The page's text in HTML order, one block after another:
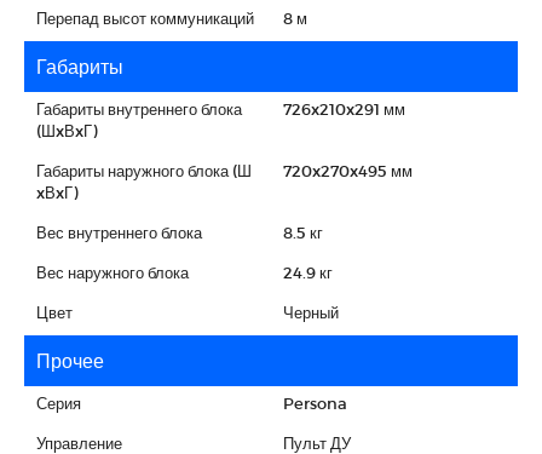
Перепад высот коммуникаций 8 м
Габариты
Габариты внутреннего блока
(ШxВxГ)
726x210x291 мм
Габариты наружного блока (Ш
xВxГ)
720x270x495 мм
Вес внутреннего блока 8.5 кг
Вес наружного блока 24.9 кг
Цвет Черный
Прочее
Серия Persona
Управление Пульт ДУ